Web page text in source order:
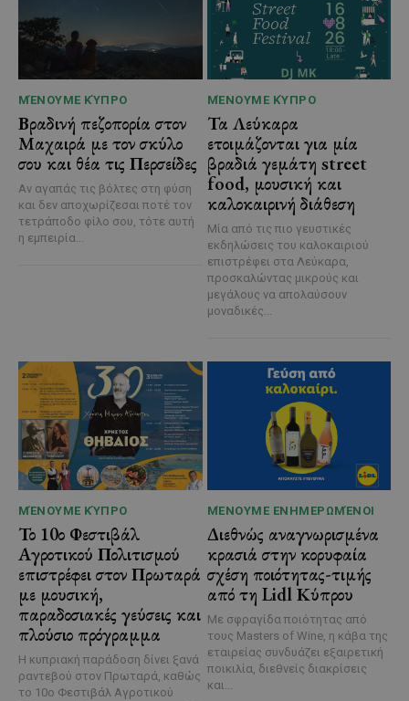
ΜΈΝΟΥΜΕ ΚΎΠΡΟ
Βραδινή πεζοπορία στον
Μαχαιρά με τον σκύλο
σου και θέα τις Περσείδες
Αν αγαπάς τις βόλτες στη φύση
και δεν αποχωρίζεσαι ποτέ τον
τετράποδο φίλο σου, τότε αυτή
η εμπειρία...
ΜΈΝΟΥΜΕ ΚΎΠΡΟ
Τα Λεύκαρα
ετοιμάζονται για μία
βραδιά γεμάτη street
food, μουσική και
καλοκαιρινή διάθεση
Μία από τις πιο γευστικές
εκδηλώσεις του καλοκαιριού
επιστρέφει στα Λεύκαρα,
προσκαλώντας μικρούς και
μεγάλους να απολαύσουν
μοναδικές...
ΜΈΝΟΥΜΕ ΚΎΠΡΟ
Το 10ο Φεστιβάλ
Αγροτικού Πολιτισμού
επιστρέφει στον Πρωταρά
με μουσική,
παραδοσιακές γεύσεις και
πλούσιο πρόγραμμα
Η κυπριακή παράδοση δίνει ξανά
ραντεβού στον Πρωταρά, καθώς
το 10ο Φεστιβάλ Αγροτικού
ΜΈΝΟΥΜΕ ΕΝΗΜΕΡΩΜΈΝΟΙ
Διεθνώς αναγνωρισμένα
κρασιά στην κορυφαία
σχέση ποιότητας-τιμής
από τη Lidl Κύπρου
Με σφραγίδα ποιότητας από
τους Masters of Wine, η κάβα της
εταιρείας συνδυάζει εξαιρετική
ποικιλία, διεθνείς διακρίσεις
και...